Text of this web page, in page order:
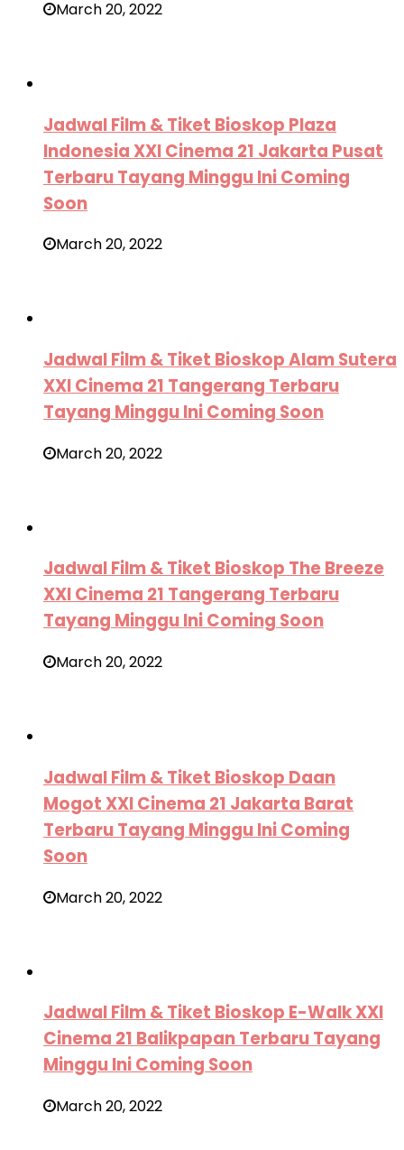
March 20, 2022
Jadwal Film & Tiket Bioskop Plaza
Indonesia XXI Cinema 21 Jakarta Pusat
Terbaru Tayang Minggu Ini Coming
Soon
March 20, 2022
Jadwal Film & Tiket Bioskop Alam Sutera
XXI Cinema 21 Tangerang Terbaru
Tayang Minggu Ini Coming Soon
March 20, 2022
Jadwal Film & Tiket Bioskop The Breeze
XXI Cinema 21 Tangerang Terbaru
Tayang Minggu Ini Coming Soon
March 20, 2022
Jadwal Film & Tiket Bioskop Daan
Mogot XXI Cinema 21 Jakarta Barat
Terbaru Tayang Minggu Ini Coming
Soon
March 20, 2022
Jadwal Film & Tiket Bioskop E-Walk XXI
Cinema 21 Balikpapan Terbaru Tayang
Minggu Ini Coming Soon
March 20, 2022